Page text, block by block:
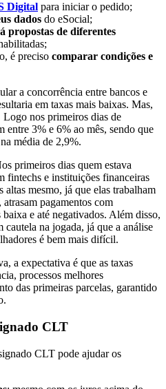
Digital para iniciar o pedido;
dados do eSocial;
propostas de diferentes
é preciso comparar condições e
a concorrência entre bancos e
em taxas mais baixas. Mas,
nos primeiros dias de
entre 3% e 6% ao mês, sendo que
média de 2,9%.
primeiros dias quem estava
fintechs e instituições financeiras
altas mesmo, já que elas trabalham
pagamentos com
e até negativados. Além disso,
cautela na jogada, já que a análise
é bem mais difícil.
a expectativa é que as taxas
processos melhores
das primeiras parcelas, garantido
CLT
CLT pode ajudar os